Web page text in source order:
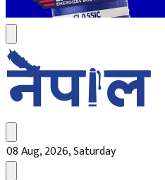
08 Aug, 2026, Saturday